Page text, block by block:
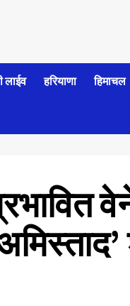
लाईव हरियाणा हिमाचल